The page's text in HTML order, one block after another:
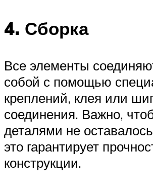
4. Сборка
Все элементы
собой с помощью
креплений, клея или
соединения. Важно,
деталями не
это гарантирует
конструкции.